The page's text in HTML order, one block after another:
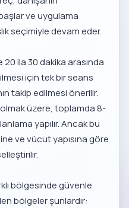
ve uygulama
seçimiyle devam eder.
20 ila 30 dakika arasında
için tek bir seans
takip edilmesi önerilir.
üzere, toplamda 8-
yapılır. Ancak bu
ve vücut yapısına göre
bölgesinde güvenle
bölgeler şunlardır: